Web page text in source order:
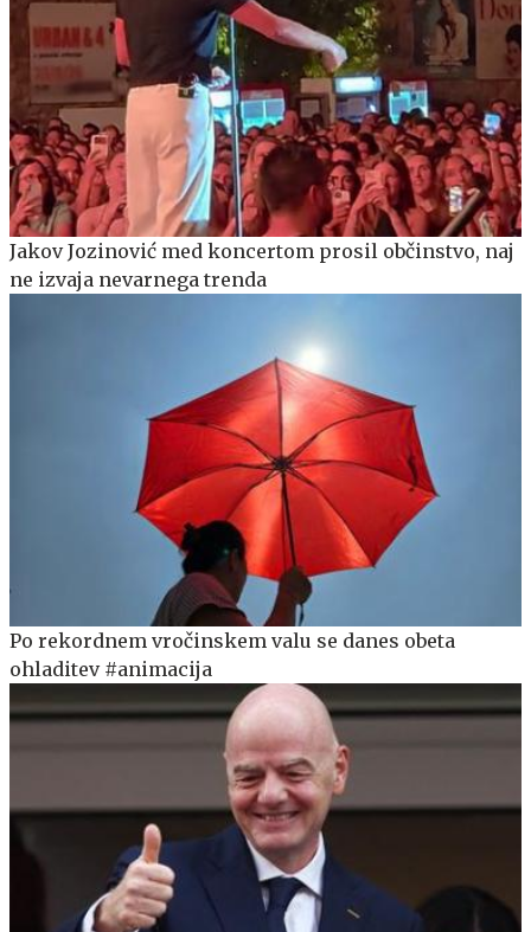
Jakov Jozinović med koncertom prosil občinstvo, naj
ne izvaja nevarnega trenda
Po rekordnem vročinskem valu se danes obeta
ohladitev #animacija